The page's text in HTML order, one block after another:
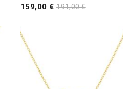
159,00 €191,00 €